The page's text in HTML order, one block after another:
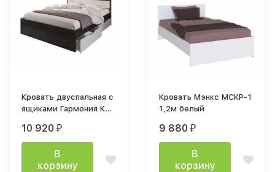
Кровать двуспальная с
ящиками Гармония КР
белфорт
10 920 ₽
В
корзину
Кровать Мэнкс МСКР-1
1,2м белый
9 880 ₽
В
корзину